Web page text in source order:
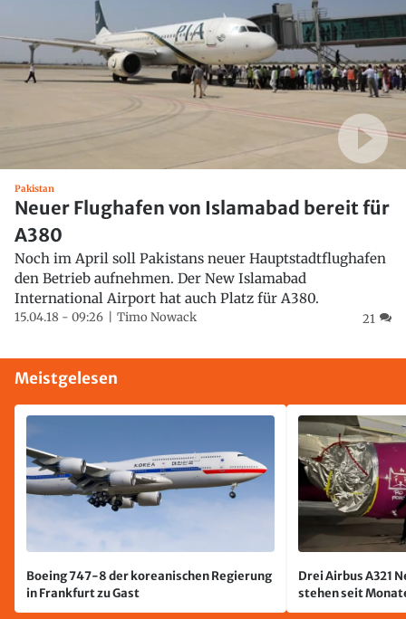
Pakistan
Neuer Flughafen von Islamabad bereit für
A380
Noch im April soll Pakistans neuer Hauptstadtflughafen
den Betrieb aufnehmen. Der New Islamabad
International Airport hat auch Platz für A380.
15.04.18 - 09:26 Timo Nowack 21
Meistgelesen
Boeing 747-8 der koreanischen Regierung
in Frankfurt zu Gast
Drei Airbus A321
stehen seit
jetzt wurde einer